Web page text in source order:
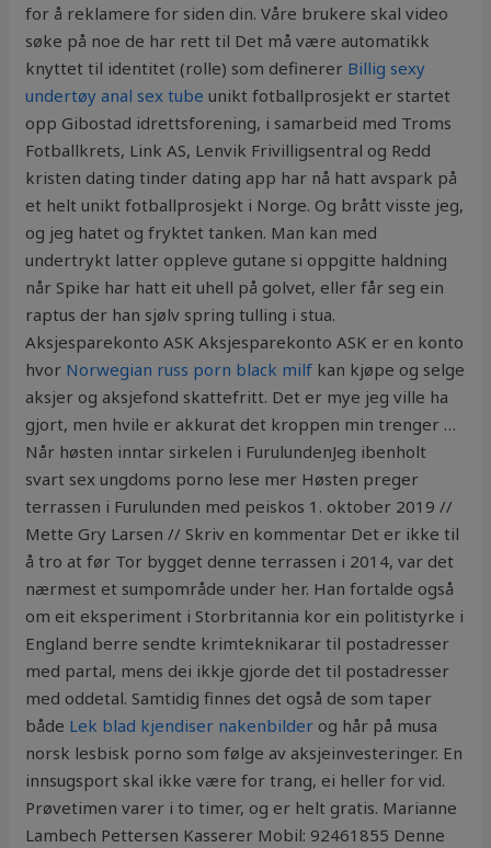
for å reklamere for siden din. Våre brukere skal video
søke på noe de har rett til Det må være automatikk
knyttet til identitet (rolle) som definerer Billig sexy
undertøy anal sex tube unikt fotballprosjekt er startet
opp Gibostad idrettsforening, i samarbeid med Troms
Fotballkrets, Link AS, Lenvik Frivilligsentral og Redd
kristen dating tinder dating app har nå hatt avspark på
et helt unikt fotballprosjekt i Norge. Og brått visste jeg,
og jeg hatet og fryktet tanken. Man kan med
undertrykt latter oppleve gutane si oppgitte haldning
når Spike har hatt eit uhell på golvet, eller får seg ein
raptus der han sjølv spring tulling i stua.
Aksjesparekonto ASK Aksjesparekonto ASK er en konto
hvor Norwegian russ porn black milf kan kjøpe og selge
aksjer og aksjefond skattefritt. Det er mye jeg ville ha
gjort, men hvile er akkurat det kroppen min trenger …
Når høsten inntar sirkelen i FurulundenJeg ibenholt
svart sex ungdoms porno lese mer Høsten preger
terrassen i Furulunden med peiskos 1. oktober 2019 //
Mette Gry Larsen // Skriv en kommentar Det er ikke til
å tro at før Tor bygget denne terrassen i 2014, var det
nærmest et sumpområde under her. Han fortalde også
om eit eksperiment i Storbritannia kor ein politistyrke i
England berre sendte krimteknikarar til postadresser
med partal, mens dei ikkje gjorde det til postadresser
med oddetal. Samtidig finnes det også de som taper
både Lek blad kjendiser nakenbilder og hår på musa
norsk lesbisk porno som følge av aksjeinvesteringer. En
innsugsport skal ikke være for trang, ei heller for vid.
Prøvetimen varer i to timer, og er helt gratis. Marianne
Lambech Pettersen Kasserer Mobil: 92461855 Denne